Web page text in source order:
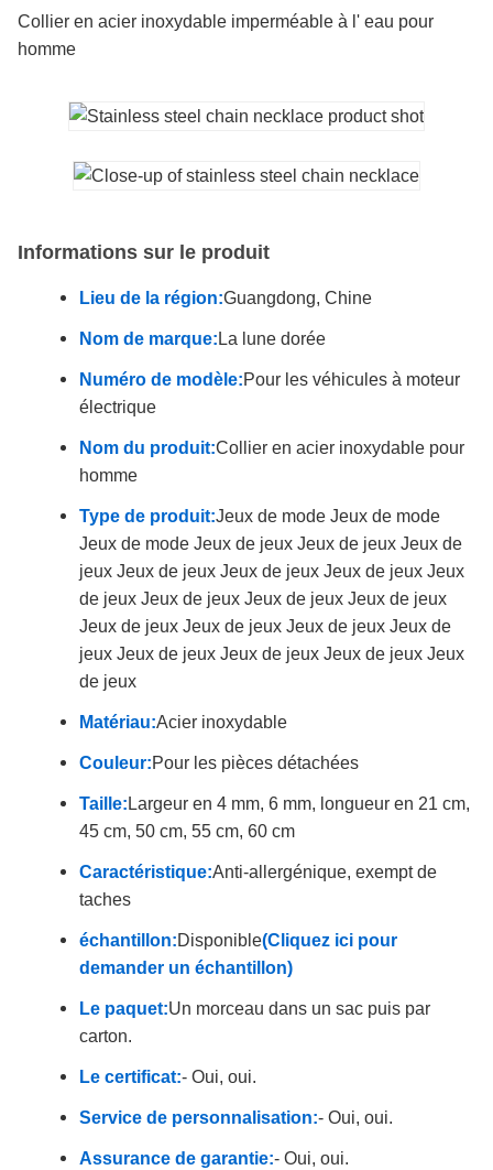
Collier en acier inoxydable imperméable à l' eau pour
homme
Informations sur le produit
Lieu de la région:Guangdong, Chine
Nom de marque:La lune dorée
Numéro de modèle:Pour les véhicules à moteur
électrique
Nom du produit:Collier en acier inoxydable pour
homme
Type de produit:Jeux de mode Jeux de mode
Jeux de mode Jeux de jeux Jeux de jeux Jeux de
jeux Jeux de jeux Jeux de jeux Jeux de jeux Jeux
de jeux Jeux de jeux Jeux de jeux Jeux de jeux
Jeux de jeux Jeux de jeux Jeux de jeux Jeux de
jeux Jeux de jeux Jeux de jeux Jeux de jeux Jeux
de jeux
Matériau:Acier inoxydable
Couleur:Pour les pièces détachées
Taille:Largeur en 4 mm, 6 mm, longueur en 21 cm,
45 cm, 50 cm, 55 cm, 60 cm
Caractéristique:Anti-allergénique, exempt de
taches
échantillon:Disponible(Cliquez ici pour
demander un échantillon)
Le paquet:Un morceau dans un sac puis par
carton.
Le certificat:- Oui, oui.
Service de personnalisation:- Oui, oui.
Assurance de garantie:- Oui, oui.